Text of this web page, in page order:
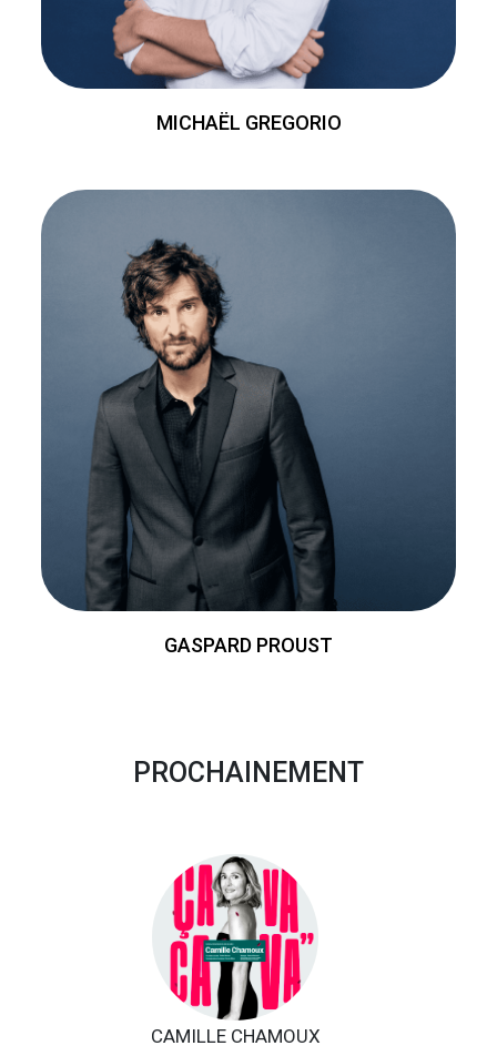
MICHAËL GREGORIO
GASPARD PROUST
PROCHAINEMENT
CAMILLE CHAMOUX